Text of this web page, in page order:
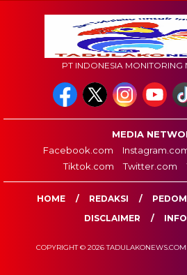
PT INDONESIA MONITORING
MEDIA
Facebook.com
Tiktok.com
Twitter.com
HOME REDAKSI
DISCLAIMER
COPYRIGHT © 2026